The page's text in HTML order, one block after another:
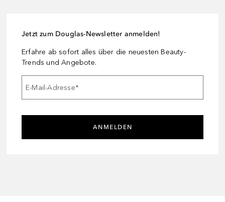
Jetzt zum Douglas-Newsletter anmelden!
Erfahre ab sofort alles über die neuesten Beauty-
Trends und Angebote.
E-Mail-Adresse*
ANMELDEN